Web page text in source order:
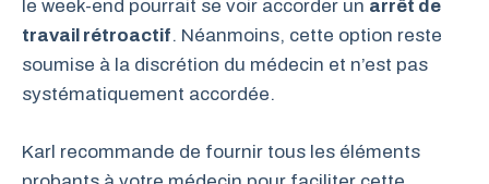
le week-end pourrait se voir accorder un arrêt de
travail rétroactif. Néanmoins, cette option reste
soumise à la discrétion du médecin et n’est pas
systématiquement accordée.
Karl recommande de fournir tous les éléments